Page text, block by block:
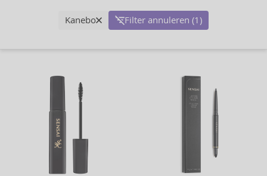
Kanebo Filter annuleren (1)